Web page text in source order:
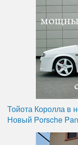
Тойота Королла в
Новый Porsche